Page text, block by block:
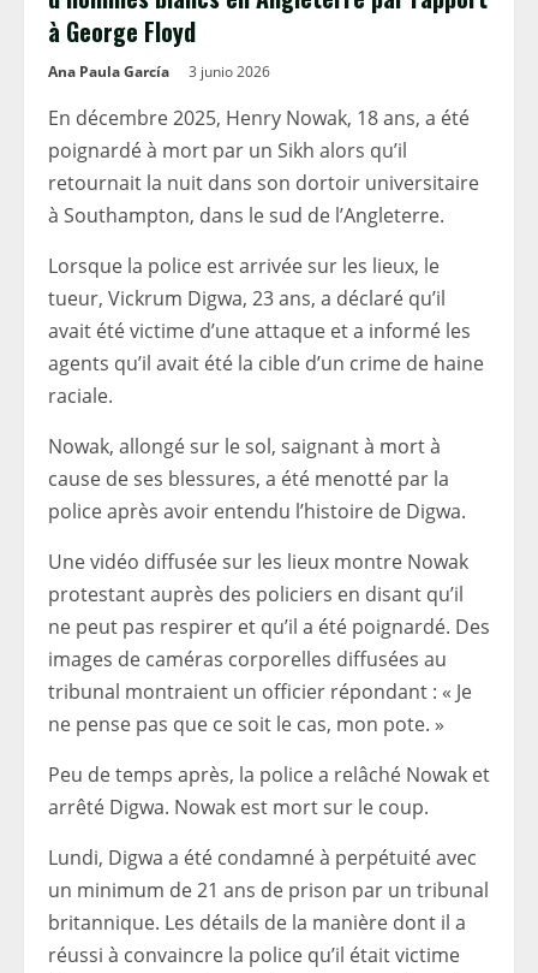
à George Floyd
Ana Paula García 3 junio 2026
En décembre 2025, Henry Nowak, 18 ans, a été
poignardé à mort par un Sikh alors qu’il
retournait la nuit dans son dortoir universitaire
à Southampton, dans le sud de l’Angleterre.
Lorsque la police est arrivée sur les lieux, le
tueur, Vickrum Digwa, 23 ans, a déclaré qu’il
avait été victime d’une attaque et a informé les
agents qu’il avait été la cible d’un crime de haine
raciale.
Nowak, allongé sur le sol, saignant à mort à
cause de ses blessures, a été menotté par la
police après avoir entendu l’histoire de Digwa.
Une vidéo diffusée sur les lieux montre Nowak
protestant auprès des policiers en disant qu’il
ne peut pas respirer et qu’il a été poignardé. Des
images de caméras corporelles diffusées au
tribunal montraient un officier répondant : « Je
ne pense pas que ce soit le cas, mon pote. »
Peu de temps après, la police a relâché Nowak et
arrêté Digwa. Nowak est mort sur le coup.
Lundi, Digwa a été condamné à perpétuité avec
un minimum de 21 ans de prison par un tribunal
britannique. Les détails de la manière dont il a
réussi à convaincre la police qu’il était victime